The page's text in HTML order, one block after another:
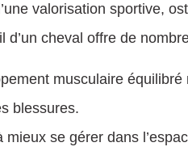
valorisation sportive,
d’un cheval offre de
musculaire équilibré
blessures.
mieux se gérer dans